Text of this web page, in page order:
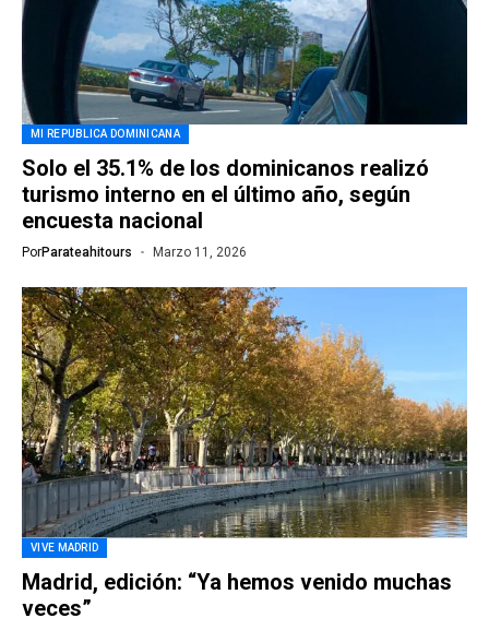
MI REPUBLICA DOMINICANA
Solo el 35.1% de los dominicanos realizó
turismo interno en el último año, según
encuesta nacional
PorParateahitours Marzo 11, 2026
VIVE MADRID
Madrid, edición: “Ya hemos venido muchas
veces”